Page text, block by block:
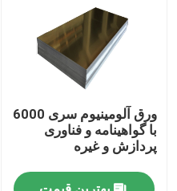
صفحه اصلی
محصولات
فیلم های
ورق آلومینیوم سری 6000
با گواهینامه و فناوری
پردازش و غیره